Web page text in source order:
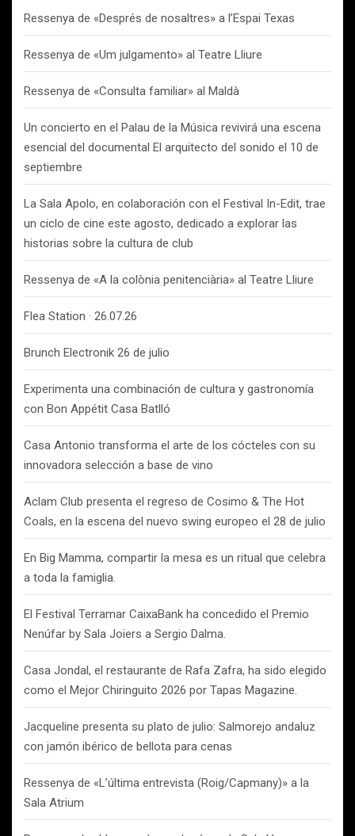
Ressenya de «Després de nosaltres» a l’Espai Texas
Ressenya de «Um julgamento» al Teatre Lliure
Ressenya de «Consulta familiar» al Maldà
Un concierto en el Palau de la Música revivirá una escena
esencial del documental El arquitecto del sonido el 10 de
septiembre
La Sala Apolo, en colaboración con el Festival In-Edit, trae
un ciclo de cine este agosto, dedicado a explorar las
historias sobre la cultura de club
Ressenya de «A la colònia penitenciària» al Teatre Lliure
Flea Station · 26.07.26
Brunch Electronik 26 de julio
Experimenta una combinación de cultura y gastronomía
con Bon Appétit Casa Batlló
Casa Antonio transforma el arte de los cócteles con su
innovadora selección a base de vino
Aclam Club presenta el regreso de Cosimo & The Hot
Coals, en la escena del nuevo swing europeo el 28 de julio
En Big Mamma, compartir la mesa es un ritual que celebra
a toda la famiglia.
El Festival Terramar CaixaBank ha concedido el Premio
Nenúfar by Sala Joiers a Sergio Dalma.
Casa Jondal, el restaurante de Rafa Zafra, ha sido elegido
como el Mejor Chiringuito 2026 por Tapas Magazine.
Jacqueline presenta su plato de julio: Salmorejo andaluz
con jamón ibérico de bellota para cenas
Ressenya de «L’última entrevista (Roig/Capmany)» a la
Sala Atrium